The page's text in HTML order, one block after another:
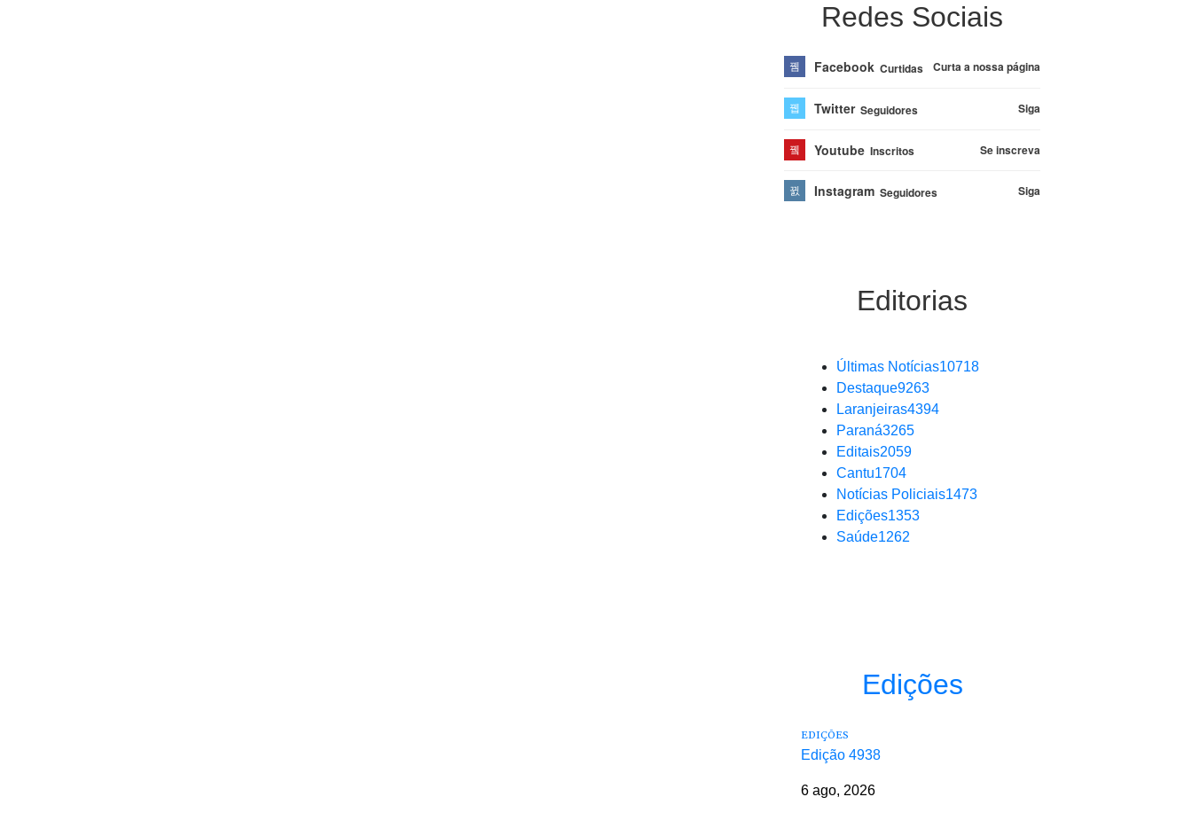
Redes Sociais
Facebook Curtidas Curta a nossa página
Twitter Seguidores Siga
Youtube Inscritos Se inscreva
Instagram Seguidores Siga
Editorias
Últimas Notícias10718
Destaque9263
Laranjeiras4394
Paraná3265
Editais2059
Cantu1704
Notícias Policiais1473
Edições1353
Saúde1262
Edições
EDIÇÕES
Edição 4938
6 ago, 2026